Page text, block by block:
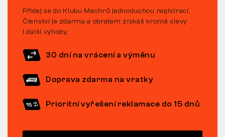
Přidej se do Klubu Machrů jednoduchou registrací.
Členství je zdarma a obratem získáš kromě slevy
i další výhody.
30 dní na vrácení a výměnu
Doprava zdarma na vratky
Prioritní vyřešení reklamace do 15 dnů